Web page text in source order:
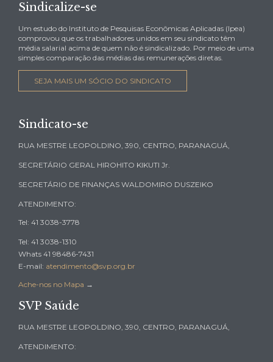
Sindicalize-se
Um estudo do Instituto de Pesquisas Econômicas Aplicadas (Ipea)
comprovou que os trabalhadores unidos em seu sindicato têm
média salarial acima de quem não é sindicalizado. Por meio de uma
simples comparação das médias das remunerações diretas.
SEJA MAIS UM SÓCIO DO SINDICATO
Sindicato-se
RUA MESTRE LEOPOLDINO, 390, CENTRO, PARANAGUÁ,
SECRETÁRIO GERAL HIROHITO KIKUTI Jr.
SECRETÁRIO DE FINANÇAS WALDOMIRO DUSZEIKO
ATENDIMENTO:
Tel: 41 3038-3778
Tel: 41 3038-1310
Whats 41 98486-7431
E-mail: atendimento@svp.org.br
Ache-nos no Mapa →
SVP Saúde
RUA MESTRE LEOPOLDINO, 390, CENTRO, PARANAGUÁ,
ATENDIMENTO: